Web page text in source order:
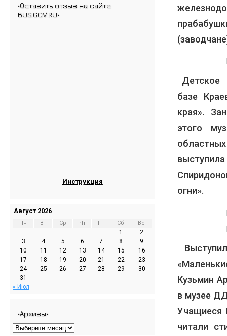
Детское
базе
края».
этого
огни».
Кузьмин
в музее
Учащиеся
читали
•Оставить отзыв на сайте
BUS.GOV.RU•
Инструкция
Август 2026
Пн Вт Ср Чт Пт Сб Вс
1
2
3
4 5 6 7 8
9
10
11 12 13 14 15
16
17
18 19 20 21 22
23
24
25 26 27 28 29
30
31
« Июл
•Архивы•